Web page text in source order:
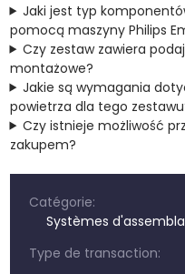
Jaki jest typ
pomocą maszyny Philips
Czy zestaw zawiera
montażowe?
Jakie są wymagania
powietrza dla tego
Czy istnieje możliwość
zakupem?
Catégorie:
Systèmes
Type de transaction: